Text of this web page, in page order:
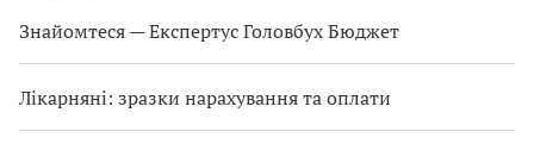
Знайомтеся — Експертус Головбух Бюджет
Лікарняні: зразки нарахування та оплати